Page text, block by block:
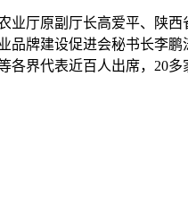
业厅原副厅长高爱平、陕
品牌建设促进会秘书长李
界代表近百人出席，20多